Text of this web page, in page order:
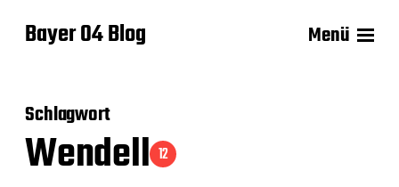
Bayer 04 Blog Menü
Schlagwort
Wendell 12